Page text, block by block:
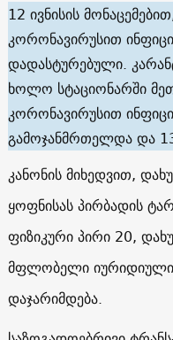
12 ივნისის
კორონავირუსით
დადასტურებული.
ხოლო სტაციონარში
კორონავირუსით
გამოჯანმრთელდა და
კანონის მიხედვით,
ყოფნისას პირბადის
ფიზიკური პირი 20,
მფლობელი
დაჯარიმდება.